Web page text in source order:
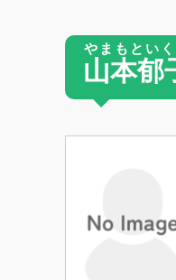
山本郁
やまもといく